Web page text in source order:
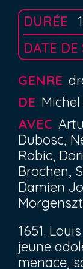
DURÉE
DATE DE
GENRE
DE
AVEC
Dubosc,
Robic,
Brochen,
Damien
1651.
jeune
menace,